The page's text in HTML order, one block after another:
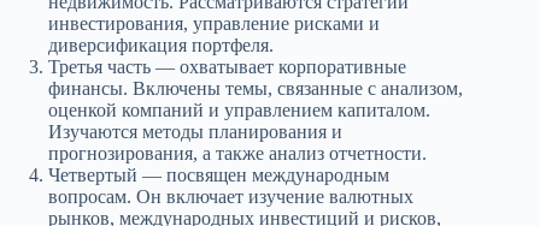
инвестирования, управление рисками и
диверсификация портфеля.
Третья часть — охватывает корпоративные
финансы. Включены темы, связанные с анализом,
оценкой компаний и управлением капиталом.
Изучаются методы планирования и
прогнозирования, а также анализ отчетности.
Четвертый — посвящен международным
вопросам. Он включает изучение валютных
рынков, международных инвестиций и рисков,